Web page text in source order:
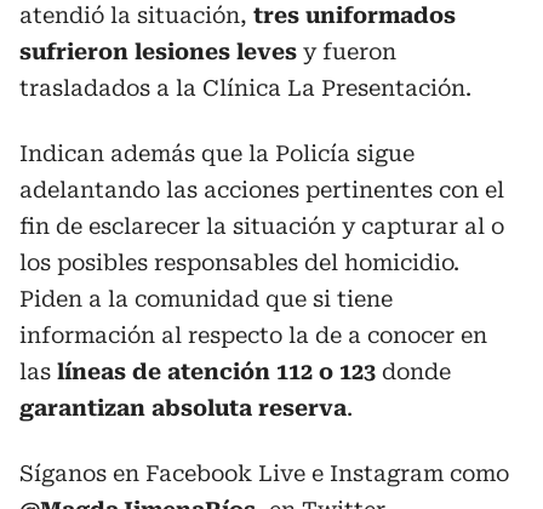
atendió la situación, tres uniformados
sufrieron lesiones leves y fueron
trasladados a la Clínica La Presentación.
Indican además que la Policía sigue
adelantando las acciones pertinentes con el
fin de esclarecer la situación y capturar al o
los posibles responsables del homicidio.
Piden a la comunidad que si tiene
información al respecto la de a conocer en
las líneas de atención 112 o 123 donde
garantizan absoluta reserva.
Síganos en Facebook Live e Instagram como